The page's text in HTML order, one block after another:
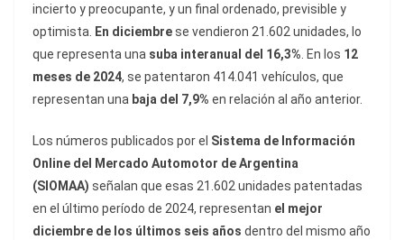
incierto y preocupante, y un final ordenado, previsible y
optimista. En diciembrese vendieron 21.602 unidades, lo
que representa una suba interanual del 16,3%. En los 12
meses de 2024, se patentaron 414.041 vehículos, que
representan una baja del 7,9% en relación al año anterior.
Los números publicados por el Sistema de Información
Online del Mercado Automotor de Argentina
(SIOMAA) señalan que esas 21.602 unidades patentadas
en el último período de 2024, representan el mejor
diciembre de los últimos seis años dentro del mismo año